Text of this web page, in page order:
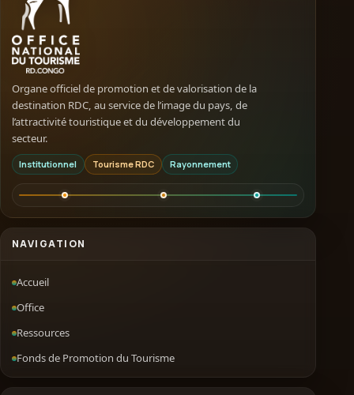
Organe officiel de promotion et de valorisation de la
destination RDC, au service de l’image du pays, de
l’attractivité touristique et du développement du
secteur.
Institutionnel Tourisme RDC Rayonnement
NAVIGATION
Accueil
Office
Ressources
Fonds de Promotion du Tourisme